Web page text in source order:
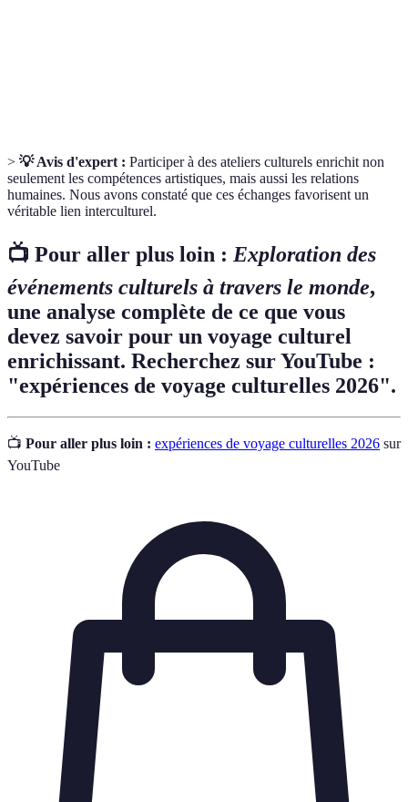
> 💡 Avis d'expert : Participer à des ateliers culturels enrichit non
seulement les compétences artistiques, mais aussi les relations
humaines. Nous avons constaté que ces échanges favorisent un
véritable lien interculturel.
📺 Pour aller plus loin : Exploration des
événements culturels à travers le monde,
une analyse complète de ce que vous
devez savoir pour un voyage culturel
enrichissant. Recherchez sur YouTube :
"expériences de voyage culturelles 2026".
📺 Pour aller plus loin : expériences de voyage culturelles 2026 sur
YouTube